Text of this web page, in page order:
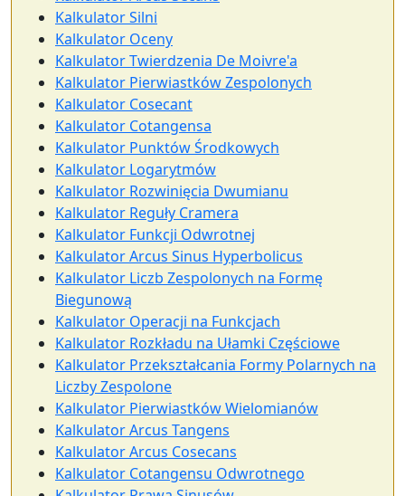
Kalkulator Silni
Kalkulator Oceny
Kalkulator Twierdzenia De Moivre'a
Kalkulator Pierwiastków Zespolonych
Kalkulator Cosecant
Kalkulator Cotangensa
Kalkulator Punktów Środkowych
Kalkulator Logarytmów
Kalkulator Rozwinięcia Dwumianu
Kalkulator Reguły Cramera
Kalkulator Funkcji Odwrotnej
Kalkulator Arcus Sinus Hyperbolicus
Kalkulator Liczb Zespolonych na Formę
Biegunową
Kalkulator Operacji na Funkcjach
Kalkulator Rozkładu na Ułamki Częściowe
Kalkulator Przekształcania Formy Polarnych na
Liczby Zespolone
Kalkulator Pierwiastków Wielomianów
Kalkulator Arcus Tangens
Kalkulator Arcus Cosecans
Kalkulator Cotangensu Odwrotnego